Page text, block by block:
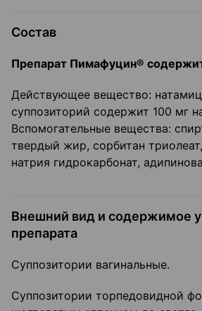
Состав
Препарат Пимафуцин®
Действующее вещество:
суппозиторий содержит 100 мг
Вспомогательные вещества:
твердый жир, сорбитан
натрия гидрокарбонат,
Внешний вид и содержимое
препарата
Суппозитории вагинальные.
Суппозитории торпедовидной